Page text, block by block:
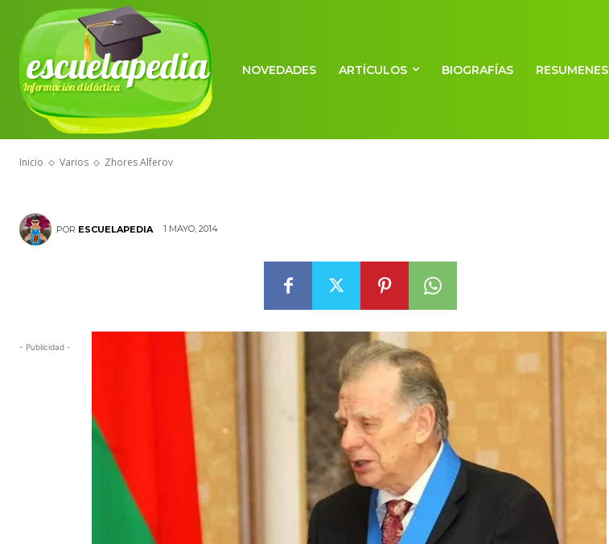
escuelapedia
Información didáctica
NOVEDADES ARTÍCULOS BIOGRAFÍAS RESUMENES
Inicio Varios Zhores Alferov
VARIOS
Zhores Alferov
POR ESCUELAPEDIA 1 MAYO, 2014
- Publicidad -